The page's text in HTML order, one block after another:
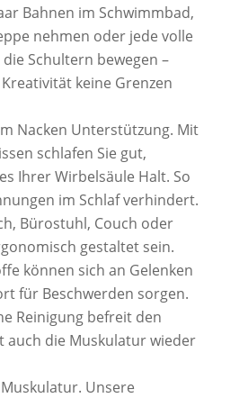
Bahnen im Schwimmbad,
nehmen oder jede volle
Schultern bewegen –
keine Grenzen
Nacken Unterstützung. Mit
schlafen Sie gut,
Ihrer Wirbelsäule Halt. So
im Schlaf verhindert.
Bürostuhl, Couch oder
gestaltet sein.
können sich an Gelenken
für Beschwerden sorgen.
Reinigung befreit den
auch die Muskulatur wieder
Unsere